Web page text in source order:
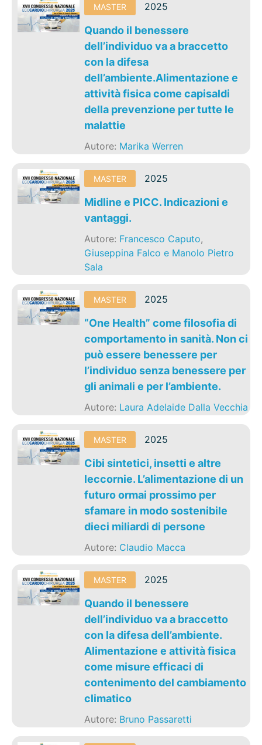
MASTER 2025
Quando il benessere
dell’individuo va a braccetto
con la difesa
dell’ambiente.Alimentazione e
attività fisica come capisaldi
della prevenzione per tutte le
malattie
Autore: Marika Werren
MASTER 2025
Midline e PICC. Indicazioni e
vantaggi.
Autore: Francesco Caputo,
Giuseppina Falco e Manolo Pietro
Sala
MASTER 2025
“One Health” come filosofia di
comportamento in sanità. Non ci
può essere benessere per
l’individuo senza benessere per
gli animali e per l’ambiente.
Autore: Laura Adelaide Dalla Vecchia
MASTER 2025
Cibi sintetici, insetti e altre
leccornie. L’alimentazione di un
futuro ormai prossimo per
sfamare in modo sostenibile
dieci miliardi di persone
Autore: Claudio Macca
MASTER 2025
Quando il benessere
dell’individuo va a braccetto
con la difesa dell’ambiente.
Alimentazione e attività fisica
come misure efficaci di
contenimento del cambiamento
climatico
Autore: Bruno Passaretti